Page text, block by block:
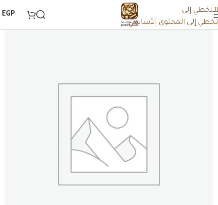
التخطي إلى
تخطي إلى المحتوى الأساسي
EGP